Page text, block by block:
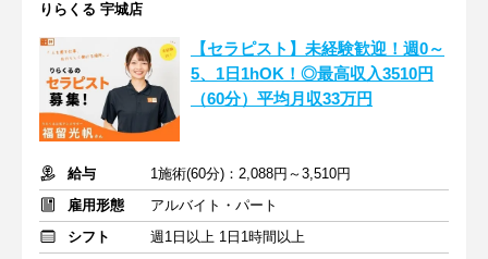
りらくる 宇城店
【セラピスト】未経験歓迎！週0～
5、1日1hOK！◎最高収入3510円
（60分）平均月収33万円
給与
1施術(60分)：2,088円～3,510円
雇用形態
アルバイト・パート
シフト
週1日以上 1日1時間以上